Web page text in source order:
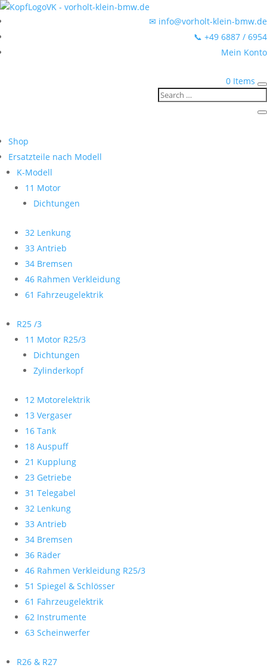
✉ info@vorholt-klein-bmw.de
📞 +49 6887 / 6954
Mein Konto
0 Items
Shop
Ersatzteile nach Modell
K-Modell
11 Motor
Dichtungen
32 Lenkung
33 Antrieb
34 Bremsen
46 Rahmen Verkleidung
61 Fahrzeugelektrik
R25 /3
11 Motor R25/3
Dichtungen
Zylinderkopf
12 Motorelektrik
13 Vergaser
16 Tank
18 Auspuff
21 Kupplung
23 Getriebe
31 Telegabel
32 Lenkung
33 Antrieb
34 Bremsen
36 Räder
46 Rahmen Verkleidung R25/3
51 Spiegel & Schlösser
61 Fahrzeugelektrik
62 Instrumente
63 Scheinwerfer
R26 & R27